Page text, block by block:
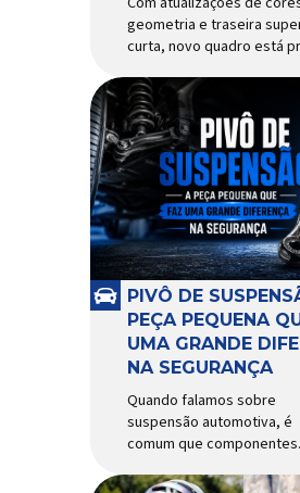
geometria e traseira
curta, novo quadro está
modelos muito mais caros e
avançados Apresentado há
alguns anos, o quadro Wild
Boost se transformou em
dos modelos aro 29” de
sucesso da Absolute.
para mountain bike cross-
country, trail leve e até
PIVÔ DE
PEÇA PEQUENA
UMA GRANDE
NA SEGURANÇA
Quando falamos sobre
suspensão automotiva, é
comum que componentes
recebam mais atenção.